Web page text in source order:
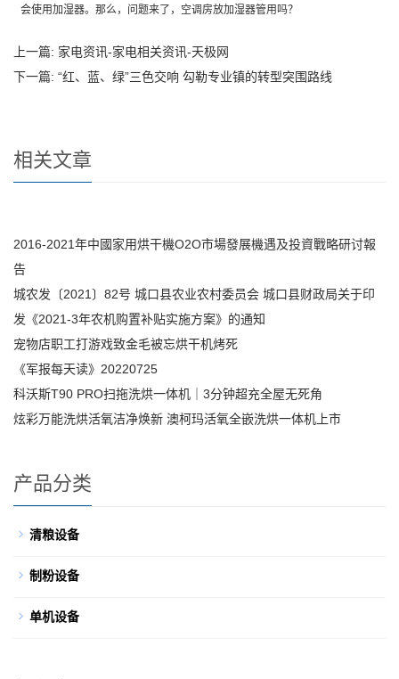
会使用加湿器。那么，问题来了，空调房放加湿器管用吗？
上一篇: 家电资讯-家电相关资讯-天极网
下一篇: “红、蓝、绿”三色交响 勾勒专业镇的转型突围路线
相关文章
2016-2021年中國家用烘干機O2O市場發展機遇及投資戰略研讨報
告
城农发〔2021〕82号 城口县农业农村委员会 城口县财政局关于印
发《2021-3年农机购置补贴实施方案》的通知
宠物店职工打游戏致金毛被忘烘干机烤死
《军报每天读》20220725
科沃斯T90 PRO扫拖洗烘一体机｜3分钟超充全屋无死角
炫彩万能洗烘活氧洁净焕新 澳柯玛活氧全嵌洗烘一体机上市
产品分类
清粮设备
制粉设备
单机设备